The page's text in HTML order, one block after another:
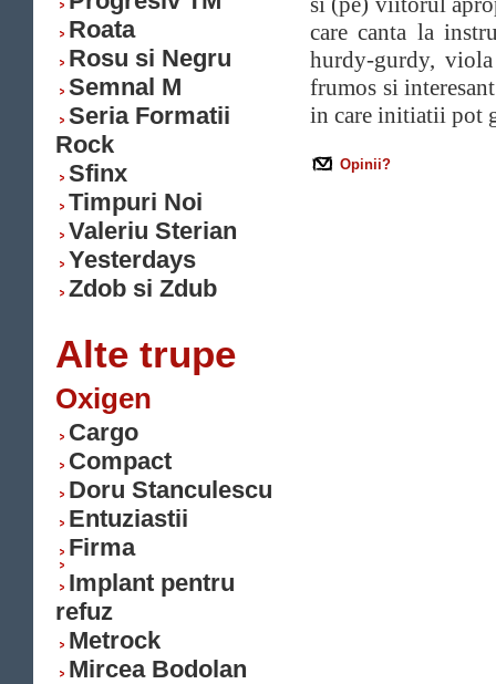
Roata
Rosu si Negru
Semnal M
Seria Formatii
Rock
Sfinx
Timpuri Noi
Valeriu Sterian
Yesterdays
Zdob si Zdub
Alte trupe
Oxigen
Cargo
Compact
Doru Stanculescu
Entuziastii
Firma
Implant pentru
refuz
Metrock
Mircea Bodolan
care canta la
hurdy-gurdy,
frumos si
in care initiatii pot
Opinii?